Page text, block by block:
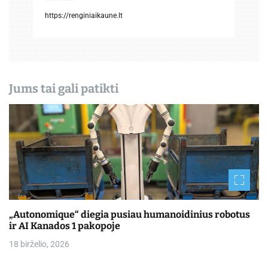
https://renginiaikaune.lt
Jums tai gali patikti
„Autonomique“ diegia pusiau humanoidinius robotus
ir AI Kanados 1 pakopoje
18 birželio, 2026